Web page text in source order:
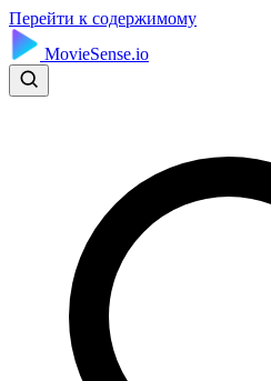
Перейти к содержимому
MovieSense.io